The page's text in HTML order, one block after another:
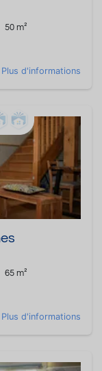
50 m²
Plus d'informations
65 m²
Plus d'informations